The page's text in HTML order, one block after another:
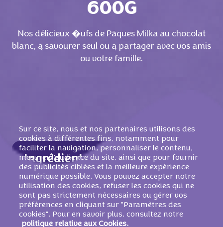
600G
Nos délicieux �ufs de Pāques Milka au chocolat
blanc, ą savourer seul ou ą partager avec vos amis
ou votre famille.
Ingrédients
Sucre,BEURREde cacao,LAITÉCRÉMÉen
poudre, lactosérum en poudre (deLAIT),
matičre grasse LAITIČRE, émulsifiant
(lécithine deSOJA), arōme.
Sur ce site, nous et nos partenaires utilisons des
cookies à différentes fins, notamment pour
faciliter la navigation, personnaliser le contenu,
mesurer l'audience du site, ainsi que pour fournir
des publicités ciblées et la meilleure expérience
numérique possible. Vous pouvez accepter notre
utilisation des cookies, refuser les cookies qui ne
sont pas strictement nécessaires ou gérer vos
préférences en cliquant sur "Paramètres des
cookies". Pour en savoir plus, consultez notre
politique relative aux Cookies.